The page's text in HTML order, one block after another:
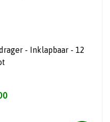
- Inklapbaar - 12